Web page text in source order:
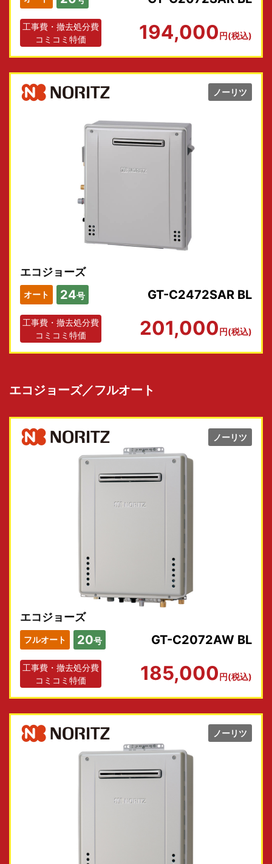
工事費・撤去処分費
コミコミ特価
194,000円(税込)
ノーリツ
エコジョーズ
オート 24号 GT-C2472SAR BL
工事費・撤去処分費
コミコミ特価
201,000円(税込)
エコジョーズ／フルオート
ノーリツ
エコジョーズ
フルオート 20号 GT-C2072AW BL
工事費・撤去処分費
コミコミ特価
185,000円(税込)
ノーリツ